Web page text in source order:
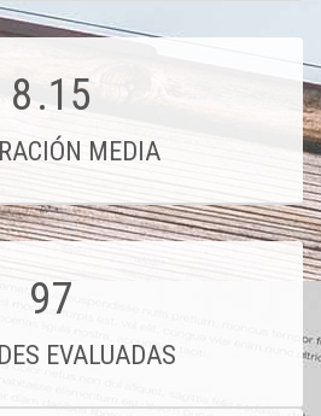
8.15
MEDIA
97
EVALUADAS